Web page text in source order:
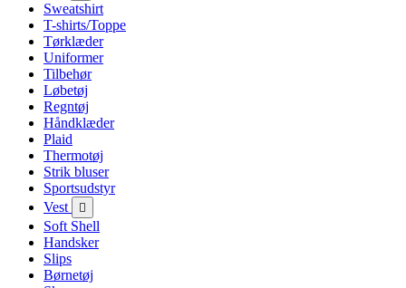
Sweatshirt
T-shirts/Toppe
Tørklæder
Uniformer
Tilbehør
Løbetøj
Regntøj
Håndklæder
Plaid
Thermotøj
Strik bluser
Sportsudstyr
Vest

Soft Shell
Handsker
Slips
Børnetøj